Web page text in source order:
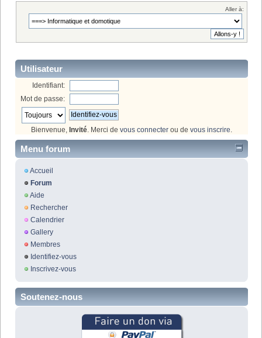
Aller à:
Utilisateur
Identifiant:
Mot de passe:
Bienvenue, Invité. Merci de vous connecter ou de vous inscrire.
Menu forum
Accueil
Forum
Aide
Rechercher
Calendrier
Gallery
Membres
Identifiez-vous
Inscrivez-vous
Soutenez-nous